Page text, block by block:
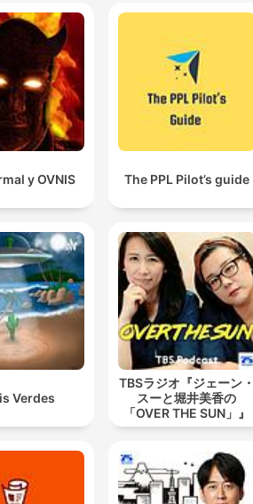
beaucoup.
l'émergence de ses pulsions de
âge.
coupable d'assassinat,
crime manqué, vol, séquestration
son procès en Suisse est énoncé.
y OVNIS The PPL Pilot’s guide
Verdes
TBSラジオ『ジェーン・
スーと堀井美香の
「OVER THE SUN」』